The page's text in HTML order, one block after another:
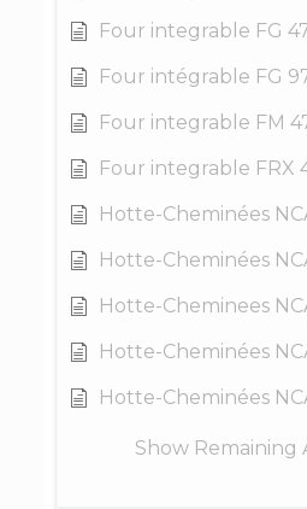
Four integrable FG
Four intégrable FG
Four integrable FM
Four integrable FRX
Hotte-Cheminées
Hotte-Cheminées
Hotte-Cheminees
Hotte-Cheminées
Hotte-Cheminées
Show Remaining